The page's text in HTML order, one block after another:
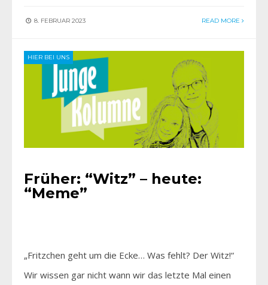
8. FEBRUAR 2023 READ MORE
HIER BEI UNS
Früher: “Witz” – heute:
“Meme”
„Fritzchen geht um die Ecke… Was fehlt? Der Witz!“
Wir wissen gar nicht wann wir das letzte Mal einen